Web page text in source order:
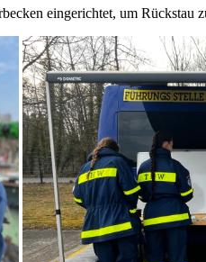
eingerichtet, um Rückstau